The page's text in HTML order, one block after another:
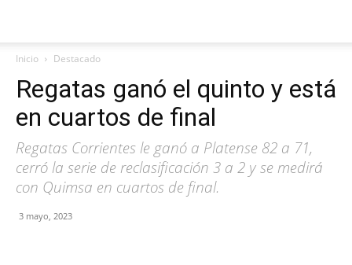
Inicio Destacado
Regatas ganó el quinto y está
en cuartos de final
Regatas Corrientes le ganó a Platense 82 a 71,
cerró la serie de reclasificación 3 a 2 y se medirá
con Quimsa en cuartos de final.
3 mayo, 2023